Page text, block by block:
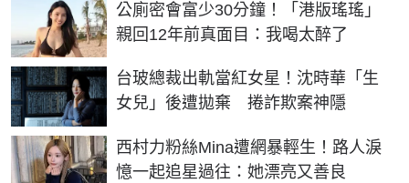
公廁密會富少30分鐘！「港版瑤瑤」
親回12年前真面目：我喝太醉了
台玻總裁出軌當紅女星！沈時華「生
女兒」後遭拋棄 捲詐欺案神隱
西村力粉絲Mina遭網暴輕生！路人淚
憶一起追星過往：她漂亮又善良